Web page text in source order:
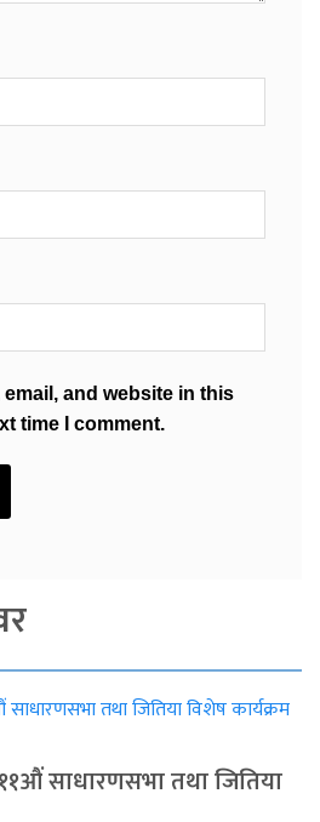
email, and website in this
time I comment.
साधारणसभा तथा जितिया